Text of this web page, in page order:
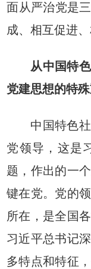
面从严治党是
成、相互促进、
从中国特
党建思想的特
中国特色社
党领导，这是
题，作出的一
键在党。党的
所在，是全国
习近平总书记
多特点和特征